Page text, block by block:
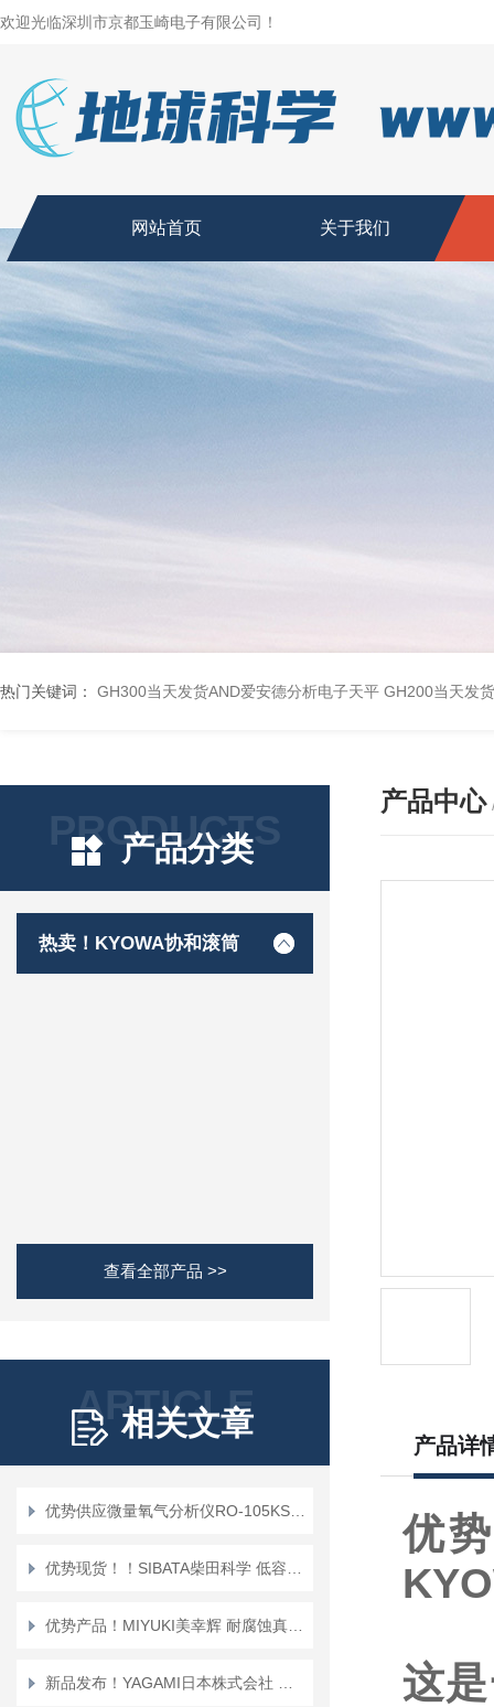
欢迎光临深圳市京都玉崎电子有限公司！
网站首页 关于我们
热门关键词： GH300当天发货AND爱安德分析电子天平 GH200当天发
PRODUCTS
产品分类
热卖！KYOWA协和滚筒
查看全部产品 >>
ARTICLE
相关文章
产品中心
产品详
优
这